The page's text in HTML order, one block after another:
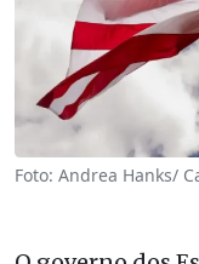
Foto: Andrea Hanks/